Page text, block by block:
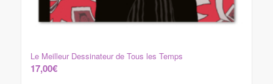
Le Meilleur Dessinateur de Tous les Temps
17,00€